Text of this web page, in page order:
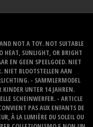
NOT A TOY. NOT SUITABLE
HEAT, SUNLIGHT, OR BRIGHT
EN GEEN SPEELGOED. NIET
NIET BLOOTSTELLEN AAN
- SAMMLERMODEL
KINDER UNTER 14 JAHREN.
SCHEINWERFER. - ARTICLE
PAS AUX ENFANTS DE
À LA LUMIÈRE DU SOLEIL OU